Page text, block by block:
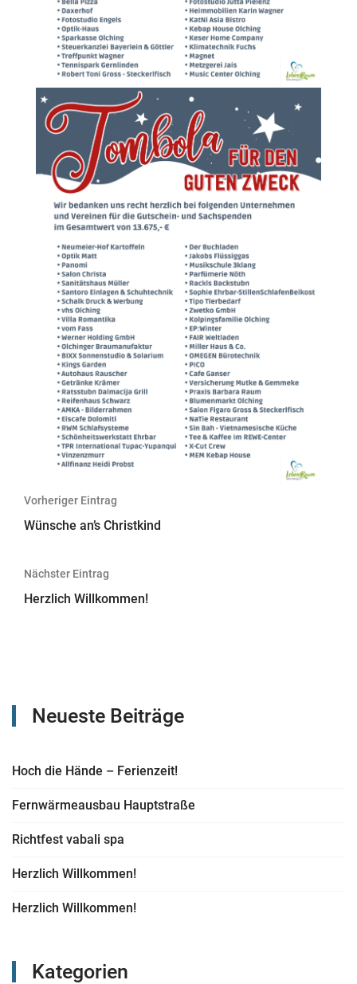
Beitragsnavigation
Vorheriger Eintrag
Wünsche an’s Christkind
Nächster Eintrag
Herzlich Willkommen!
Neueste Beiträge
Hoch die Hände – Ferienzeit!
Fernwärmeausbau Hauptstraße
Richtfest vabali spa
Herzlich Willkommen!
Herzlich Willkommen!
Kategorien